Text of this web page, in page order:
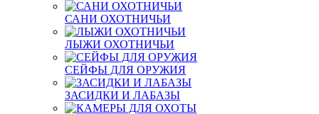
САНИ ОХОТНИЧЬИ
ЛЫЖИ ОХОТНИЧЬИ
СЕЙФЫ ДЛЯ ОРУЖИЯ
ЗАСИДКИ И ЛАБАЗЫ